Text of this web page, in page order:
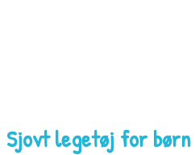
Sjovt legetøj for børn